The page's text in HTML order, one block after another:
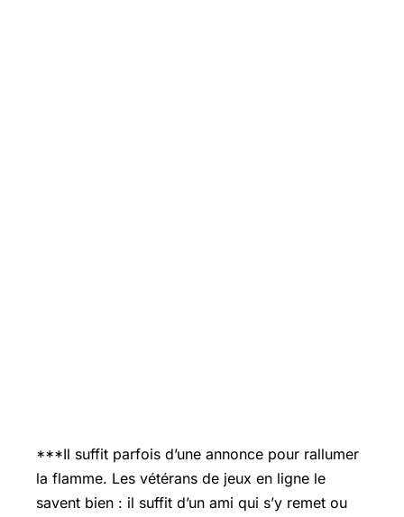
***Il suffit parfois d’une annonce pour rallumer
la flamme. Les vétérans de jeux en ligne le
savent bien : il suffit d’un ami qui s’y remet ou